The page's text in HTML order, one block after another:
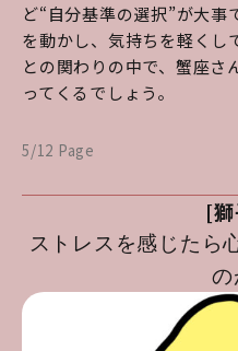
ど“自分基準の選択”が大
を動かし、気持ちを軽くし
との関わりの中で、蟹座さ
ってくるでしょう。
5/12 Page
[
ストレスを感じたら